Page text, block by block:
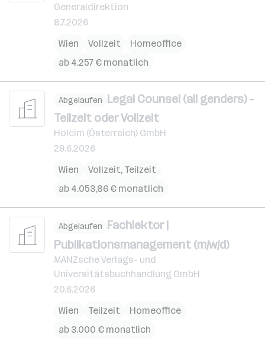
Generaldirektion
8.7.2026
Wien
Vollzeit
Homeoffice
ab 4.257 € monatlich
Abgelaufen Legal Counsel (all genders) -
Teilzeit oder Vollzeit
Holcim (Österreich) GmbH
29.6.2026
Wien
Vollzeit, Teilzeit
ab 4.053,86 € monatlich
Abgelaufen Fachlektor |
Publikationsmanagement (m/w/d)
MANZsche Verlags- und
Universitätsbuchhandlung GmbH
20.6.2026
Wien
Teilzeit
Homeoffice
ab 3.000 € monatlich